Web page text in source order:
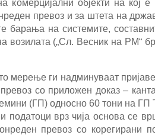
комерцијални објекти на кој
превоз и за штета на
на системите,
(„Сл. Весник на РМ“
мерење ги надминуваат
со приложен доказ –
(ГП) односно 60 тони на ГП
податоци врз чија основа се
превоз со корегирани